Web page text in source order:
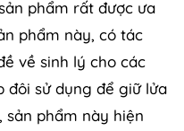
phẩm rất được ưa
phẩm này, có tác
về sinh lý cho các
đôi sử dụng để giữ lửa
sản phẩm này hiện